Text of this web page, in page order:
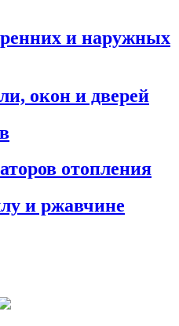
и наружных
окон и дверей
отопления
и ржавчине